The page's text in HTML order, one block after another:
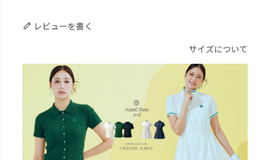
レビューを書く
サイズについて